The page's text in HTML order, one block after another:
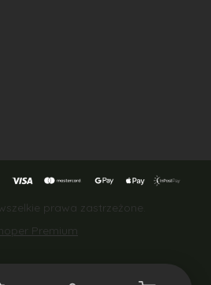
prawa zastrzeżone.
Premium